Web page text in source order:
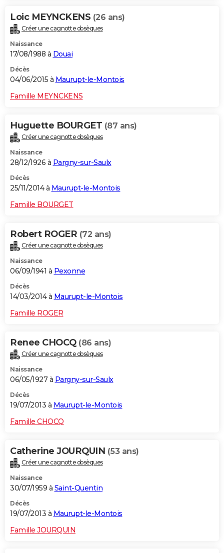
Loic MEYNCKENS (26 ans)
Créer une cagnotte obsèques
Naissance
17/08/1988 à Douai
Décès
04/06/2015 à Maurupt-le-Montois
Famille MEYNCKENS
Huguette BOURGET (87 ans)
Créer une cagnotte obsèques
Naissance
28/12/1926 à Pargny-sur-Saulx
Décès
25/11/2014 à Maurupt-le-Montois
Famille BOURGET
Robert ROGER (72 ans)
Créer une cagnotte obsèques
Naissance
06/09/1941 à Pexonne
Décès
14/03/2014 à Maurupt-le-Montois
Famille ROGER
Renee CHOCQ (86 ans)
Créer une cagnotte obsèques
Naissance
06/05/1927 à Pargny-sur-Saulx
Décès
19/07/2013 à Maurupt-le-Montois
Famille CHOCQ
Catherine JOURQUIN (53 ans)
Créer une cagnotte obsèques
Naissance
30/07/1959 à Saint-Quentin
Décès
19/07/2013 à Maurupt-le-Montois
Famille JOURQUIN